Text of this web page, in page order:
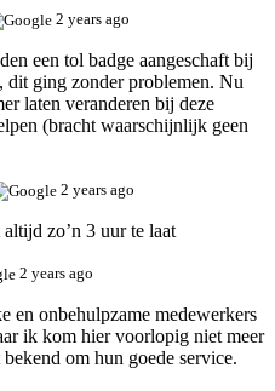
2 years ago
een tol badge aangeschaft bij
ging zonder problemen. Nu
laten veranderen bij deze
(bracht waarschijnlijk geen
2 years ago
zo’n 3 uur te laat
2 years ago
en onbehulpzame medewerkers
ik kom hier voorlopig niet meer
om hun goede service.